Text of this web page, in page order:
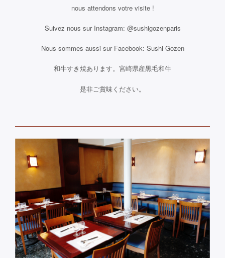
nous attendons votre visite !
Suivez nous sur Instagram: @sushigozenparis
Nous sommes aussi sur Facebook: Sushi Gozen
和牛すき焼あります。宮崎県産黒毛和牛
是非ご賞味ください。